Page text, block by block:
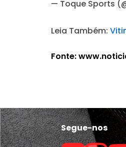
— Toque Sports
Leia Também:
Fonte:
Segue-nos